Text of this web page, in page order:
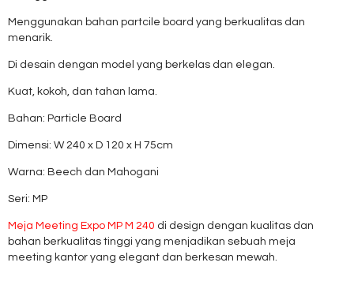
Menggunakan bahan partcile board yang berkualitas dan
menarik.
Di desain dengan model yang berkelas dan elegan.
Kuat, kokoh, dan tahan lama.
Bahan: Particle Board
Dimensi: W 240 x D 120 x H 75cm
Warna: Beech dan Mahogani
Seri: MP
Meja Meeting Expo MP M 240 di design dengan kualitas dan
bahan berkualitas tinggi yang menjadikan sebuah meja
meeting kantor yang elegant dan berkesan mewah.